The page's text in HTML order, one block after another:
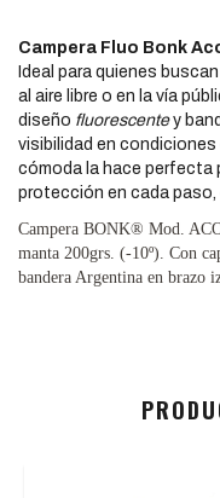
Campera Fluo Bonk
Ideal para quienes
al aire libre o en la vía
diseño fluorescentey
visibilidad en
cómoda la hace perfecta
protección en cada
Campera BONK® Mod.
manta 200grs. (-10º). Con
bandera Argentina en brazo